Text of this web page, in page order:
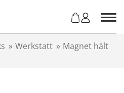
» Werkstatt » Magnet hält